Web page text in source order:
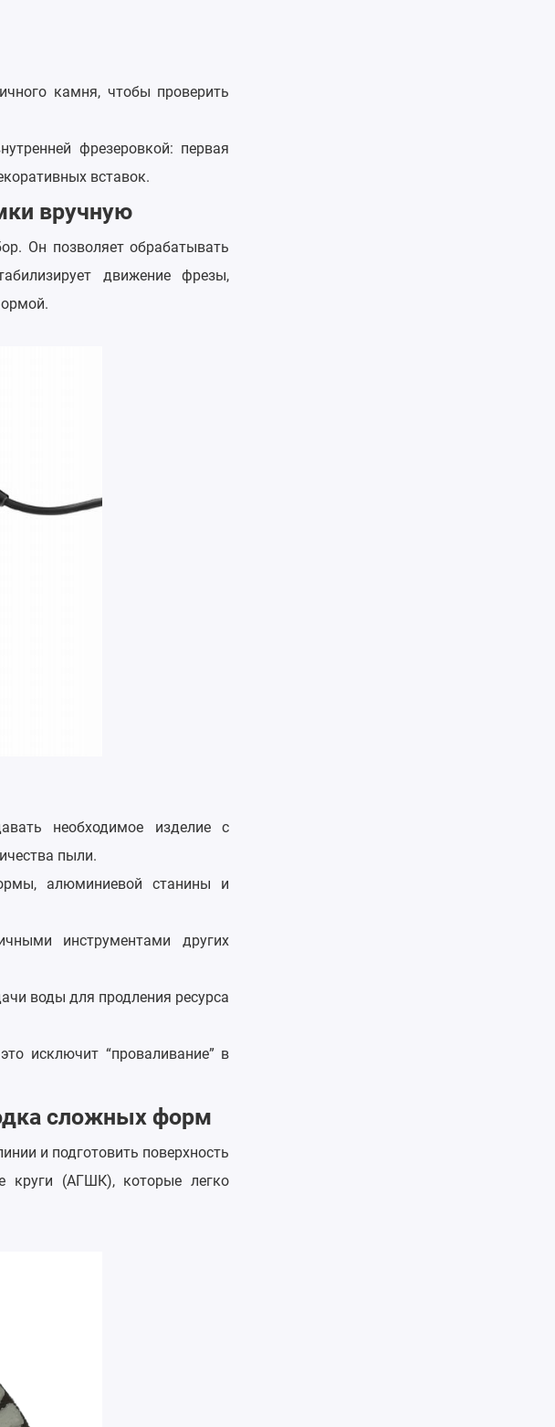
камня, чтобы проверить
фрезеровкой: первая
вставок.
вручную
Он позволяет обрабатывать
движение фрезы,
необходимое изделие с
пыли.
алюминиевой станины и
инструментами других
воды для продления ресурса
исключит “проваливание” в
сложных форм
и подготовить поверхность
круги (АГШК), которые легко